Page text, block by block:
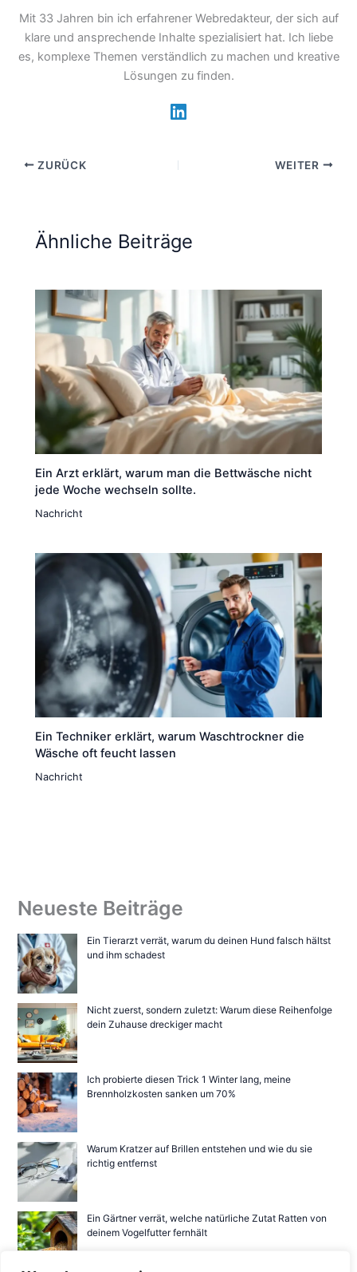
Mit 33 Jahren bin ich erfahrener Webredakteur, der sich auf
klare und ansprechende Inhalte spezialisiert hat. Ich liebe
es, komplexe Themen verständlich zu machen und kreative
Lösungen zu finden.
ZURÜCK WEITER
Ähnliche Beiträge
Ein Arzt erklärt, warum man die Bettwäsche nicht
jede Woche wechseln sollte.
Nachricht
Ein Techniker erklärt, warum Waschtrockner die
Wäsche oft feucht lassen
Nachricht
Neueste Beiträge
Ein Tierarzt verrät, warum du deinen Hund falsch hältst
und ihm schadest
Nicht zuerst, sondern zuletzt: Warum diese Reihenfolge
dein Zuhause dreckiger macht
Ich probierte diesen Trick 1 Winter lang, meine
Brennholzkosten sanken um 70%
Warum Kratzer auf Brillen entstehen und wie du sie
richtig entfernst
Ein Gärtner verrät, welche natürliche Zutat Ratten von
deinem Vogelfutter fernhält